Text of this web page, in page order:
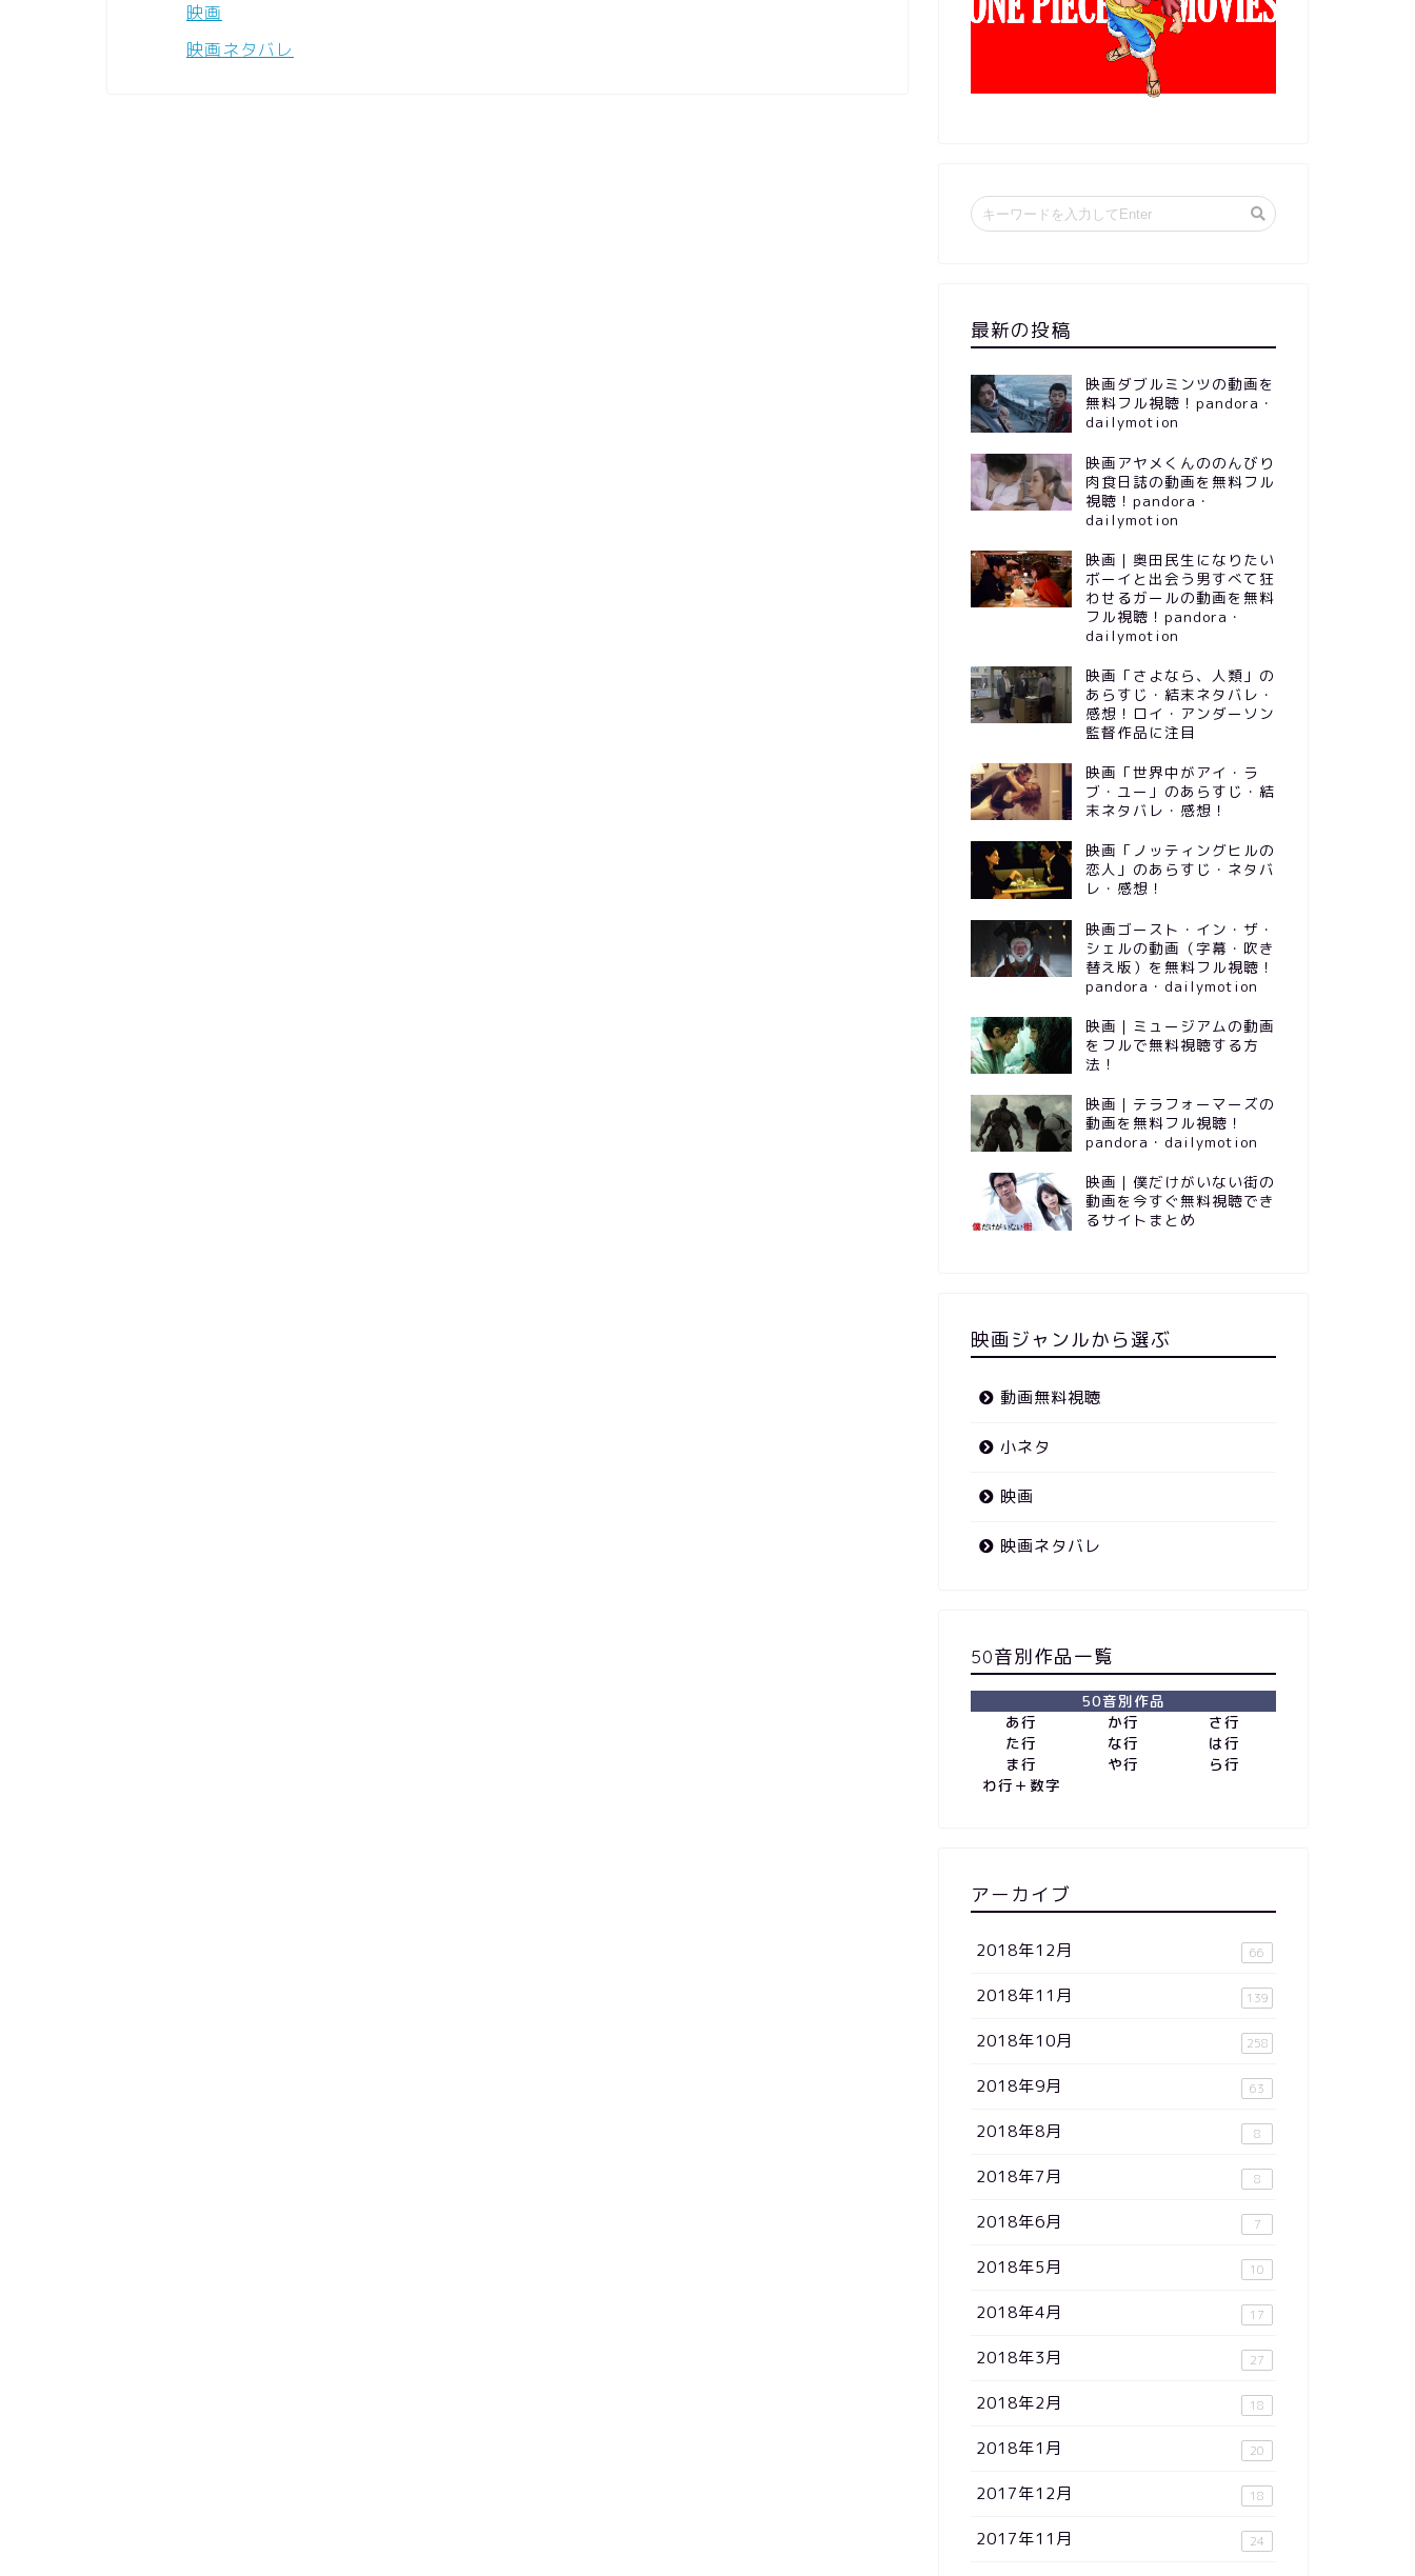
映画
映画ネタバレ
最新の投稿
映画ダブルミンツの動画を
無料フル視聴！pandora・
dailymotion
映画アヤメくんののんびり
肉食日誌の動画を無料フル
視聴！pandora・
dailymotion
映画｜奥田民生になりたい
ボーイと出会う男すべて狂
わせるガールの動画を無料
フル視聴！pandora・
dailymotion
映画「さよなら、人類」の
あらすじ・結末ネタバレ・
感想！ロイ・アンダーソン
監督作品に注目
映画「世界中がアイ・ラ
ブ・ユー」のあらすじ・結
末ネタバレ・感想！
映画「ノッティングヒルの
恋人」のあらすじ・ネタバ
レ・感想！
映画ゴースト・イン・ザ・
シェルの動画（字幕・吹き
替え版）を無料フル視聴！
pandora・dailymotion
映画｜ミュージアムの動画
をフルで無料視聴する方
法！
映画｜テラフォーマーズの
動画を無料フル視聴！
pandora・dailymotion
映画｜僕だけがいない街の
動画を今すぐ無料視聴でき
るサイトまとめ
映画ジャンルから選ぶ
動画無料視聴
小ネタ
映画
映画ネタバレ
50音別作品一覧
50音別作品
あ行
か行
さ行
た行
な行
は行
ま行
や行
ら行
わ行＋数字
アーカイブ
2018年12月 66
2018年11月 139
2018年10月 258
2018年9月 63
2018年8月 8
2018年7月 8
2018年6月 7
2018年5月 10
2018年4月 17
2018年3月 27
2018年2月 18
2018年1月 20
2017年12月 18
2017年11月 24